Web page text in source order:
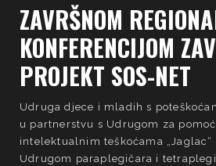
ZAVRŠNOM
KONFERENCIJOM
PROJEKT SOS-NET
Udruga djece i mladih s
u partnerstvu s Udrugom za
intelektualnim teškoćama „Jaglac“
Udrugom paraplegičara i